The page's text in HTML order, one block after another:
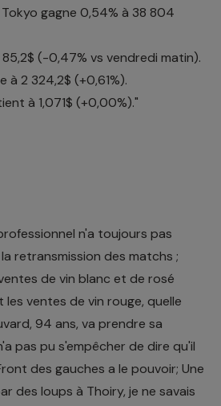
gagne 0,54% à 38 804
(-0,47% vs vendredi matin).
à 2 324,2$ (+0,61%).
à 1,071$ (+0,00%)."
n'a toujours pas
retransmission des matchs ;
de vin blanc et de rosé
ventes de vin rouge, quelle
94 ans, va prendre sa
pas pu s'empêcher de dire qu'il
des gauches a le pouvoir; Une
des loups à Thoiry, je ne savais